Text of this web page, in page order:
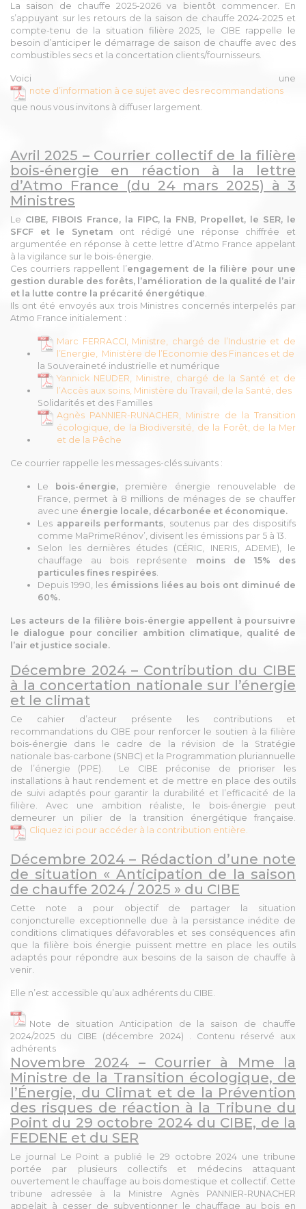
La saison de chauffe 2025-2026 va bientôt commencer. En
s’appuyant sur les retours de la saison de chauffe 2024-2025 et
compte-tenu de la situation filière 2025, le CIBE rappelle le
besoin d’anticiper le démarrage de saison de chauffe avec des
combustibles secs et la concertation clients/fournisseurs.
Voici une
note d’information à ce sujet avec des recommandations
que nous vous invitons à diffuser largement.
Avril 2025 – Courrier collectif de la filière
bois-énergie en réaction à la lettre
d’Atmo France (du 24 mars 2025) à 3
Ministres
Le CIBE, FIBOIS France, la FIPC, la FNB, Propellet, le SER, le
SFCF et le Synetam ont rédigé une réponse chiffrée et
argumentée en réponse à cette lettre d’Atmo France appelant
à la vigilance sur le bois-énergie.
Ces courriers rappellent l’engagement de la filière pour une
gestion durable des forêts, l’amélioration de la qualité de l’air
et la lutte contre la précarité énergétique.
Ils ont été envoyés aux trois Ministres concernés interpelés par
Atmo France initialement :
Marc FERRACCI, Ministre, chargé de l’Industrie et de
l’Energie, Ministère de l’Economie des Finances et de
la Souveraineté industrielle et numérique
Yannick NEUDER, Ministre, chargé de la Santé et de
l’Accès aux soins, Ministère du Travail, de la Santé, des
Solidarités et des Familles
Agnès PANNIER-RUNACHER, Ministre de la Transition
écologique, de la Biodiversité, de la Forêt, de la Mer
et de la Pêche
Ce courrier rappelle les messages-clés suivants :
Le bois-énergie, première énergie renouvelable de
France, permet à 8 millions de ménages de se chauffer
avec une énergie locale, décarbonée et économique.
Les appareils performants, soutenus par des dispositifs
comme MaPrimeRénov’, divisent les émissions par 5 à 13.
Selon les dernières études (CÉRIC, INERIS, ADEME), le
chauffage au bois représente moins de 15% des
particules fines respirées.
Depuis 1990, lesémissions liées au bois ont diminué de
60%.
Les acteurs de la filière bois-énergie appellent à poursuivre
le dialogue pour concilier ambition climatique, qualité de
l’air et justice sociale.
Décembre 2024 – Contribution du CIBE
à la concertation nationale sur l’énergie
et le climat
Ce cahier d’acteur présente les contributions et
recommandations du CIBE pour renforcer le soutien à la filière
bois-énergie dans le cadre de la révision de l a Stratégie
nationale bas-carbone (SNBC) et la Programmation pluriannuelle
de l’énergie (PPE). Le CIBE préconise de prioriser les
installations à haut rendement et de mettre en place des outils
de suivi adaptés pour garantir la durabilité et l’efficacité de la
filière. Avec une ambition réaliste, le bois-énergie peut
demeurer un pilier de la transition énergétique française.
Cliquez ici pour accéder à la contribution entière.
Décembre 2024 – Rédaction d’une note
de situation « Anticipation de la saison
de chauffe 2024 / 2025 » du CIBE
Cette note a pour objectif de partager la situation
conjoncturelle exceptionnelle due à la persistance inédite de
conditions climatiques défavorables et ses conséquences afin
que la filière bois énergie puissent mettre en place les outils
adaptés pour répondre aux besoins de la saison de chauffe à
venir.
Elle n’est accessible qu’aux adhérents du CIBE.
Note de situation Anticipation de la saison de chauffe
2024/2025 du CIBE (décembre 2024) . Contenu réservé aux
adhérents
Novembre 2024 – Courrier à Mme la
Ministre de la Transition écologique, de
l’Énergie, du Climat et de la Prévention
des risques de réaction à la Tribune du
Point du 29 octobre 2024 du CIBE, de la
FEDENE et du SER
Le journal Le Point a publié le 29 octobre 2024 une tribune
portée par plusieurs collectifs et médecins attaquant
ouvertement le chauffage au bois domestique et collectif. Cette
tribune adressée à la Ministre Agnès PANNIER-RUNACHER
appelait à cesser de subventionner le chauffage au bois en